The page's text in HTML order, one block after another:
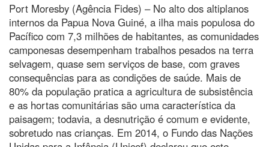
Port Moresby (Agência Fides) – No alto dos altiplanos
internos da Papua Nova Guiné, a ilha mais populosa do
Pacífico com 7,3 milhões de habitantes, as comunidades
camponesas desempenham trabalhos pesados na terra
selvagem, quase sem serviços de base, com graves
consequências para as condições de saúde. Mais de
80% da população pratica a agricultura de subsistência
e as hortas comunitárias são uma característica da
paisagem; todavia, a desnutrição é comum e evidente,
sobretudo nas crianças. Em 2014, o Fundo das Nações